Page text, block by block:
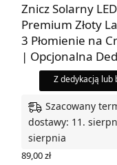
Znicz Solarny LED
Premium Złoty
3 Płomienie na
| Opcjonalna
Z dedykacją lub
Szacowany
dostawy: 11.
sierpnia
89,00zł